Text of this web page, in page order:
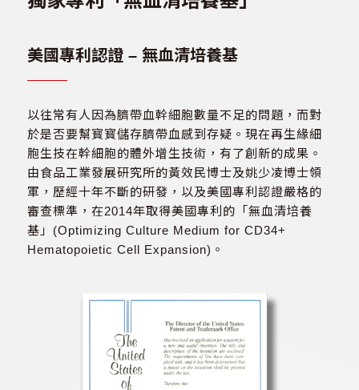
美國專利認證 – 無血清培養基
以往常有人因為臍帶血幹細胞數量不足的問題，而對
於是否要幫寳寳儲存臍帶血感到存疑。現在再生緣細
胞生技在幹細胞的體外增生技術，有了創新的成果。
由食品工業發展研究所的黃效民博士及姚少凌博士領
軍，歷經十年不斷的研發，以及美國專利認證嚴格的
審查標準，在2014年取得美國專利的「無血清培養
基」(Optimizing Culture Medium for CD34+
Hematopoietic Cell Expansion)。